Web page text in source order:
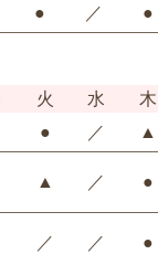
● ／ ●
火 水 木
● ／ ▲
▲ ／ ●
／ ／ ●